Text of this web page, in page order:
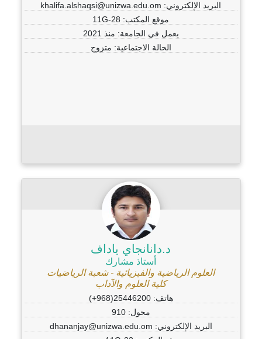
البريد الإلكتروني: khalifa.alshaqsi@unizwa.edu.om
موقع المكتب: 11G-28
يعمل في الجامعة: منذ 2021
الحالة الاجتماعية: متزوج
د.دانانجاي ياداف
أستاذ مشارك
العلوم الرياضية والفيزيائية - شعبة الرياضيات
كلية العلوم والآداب
هاتف: 25446200(968+)
محول: 910
البريد الإلكتروني: dhananjay@unizwa.edu.om